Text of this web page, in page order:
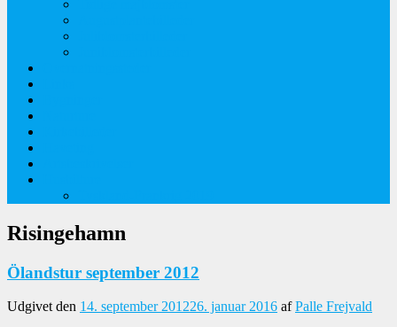
Risingehamn
Ölandstur september 2012
Udgivet den 14. september 201226. januar 2016 afPalle Frejvald